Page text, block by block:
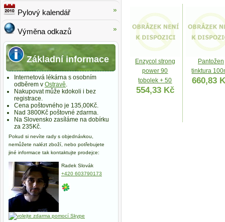
Enzycol strong
power 90
tobolek + 50
554,33 Kč
Pantožen
tinktura
660,83
Pylový kalendář
Výměna odkazů
Základní informace
Internetová lékárna s osobním
odběrem v Ostravě.
Nakupovat může kdokoli i bez
registrace.
Cena poštovného je 135,00Kč.
Nad 3800Kč poštovné zdarma.
Na Slovensko zasíláme na dobírku
za 235Kč.
Pokud si nevíte rady s objednávkou,
nemůžete nalézt zboží, nebo potřebujete
jiné informace tak kontaktujte prodejce:
Radek Slovák
+420 603790173